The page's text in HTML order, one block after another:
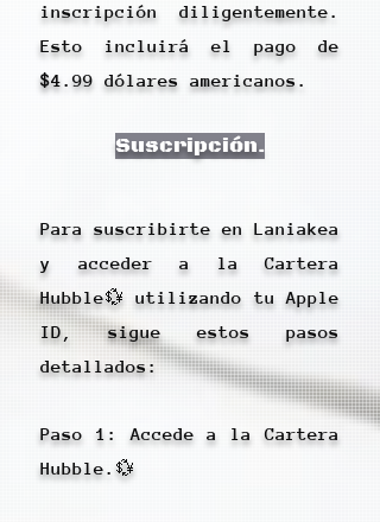
inscripción diligentemente.
Esto incluirá el pago de
$4.99 dólares americanos.
Suscripción.
Para suscribirte en Laniakea
y acceder a la Cartera
Hubble💱 utilizando tu Apple
ID, sigue estos pasos
detallados:
Paso 1: Accede a la Cartera
Hubble.💱